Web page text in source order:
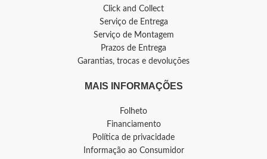
Click and Collect
Serviço de Entrega
Serviço de Montagem
Prazos de Entrega
Garantias, trocas e devoluções
MAIS INFORMAÇÕES
Folheto
Financiamento
Política de privacidade
Informação ao Consumidor